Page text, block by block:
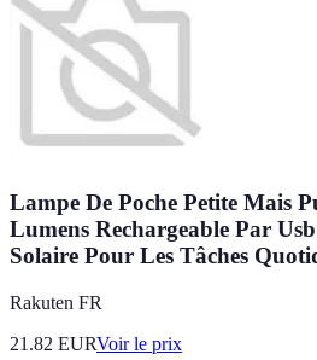
Lampe De Poche Petite Mais
Lumens Rechargeable Par
Solaire Pour Les Tâches
Rakuten FR
21.82 EURVoir le prix